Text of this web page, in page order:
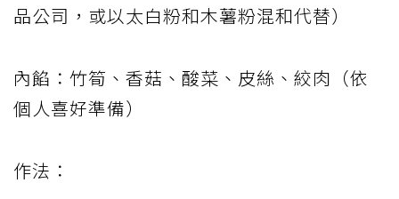
品公司，或以太白粉和木薯粉混和代替）
內餡：竹筍、香菇、酸菜、皮絲、絞肉（依
個人喜好準備）
作法：